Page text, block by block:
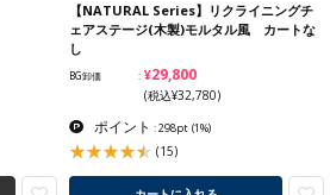
【NATURAL Series】リクライニングチ
ェアステージ(木製)モルタル風 カートな
し
BG卸価 ¥29,800
(税込¥32,780)
ポイント : 298pt (1%)
(15)